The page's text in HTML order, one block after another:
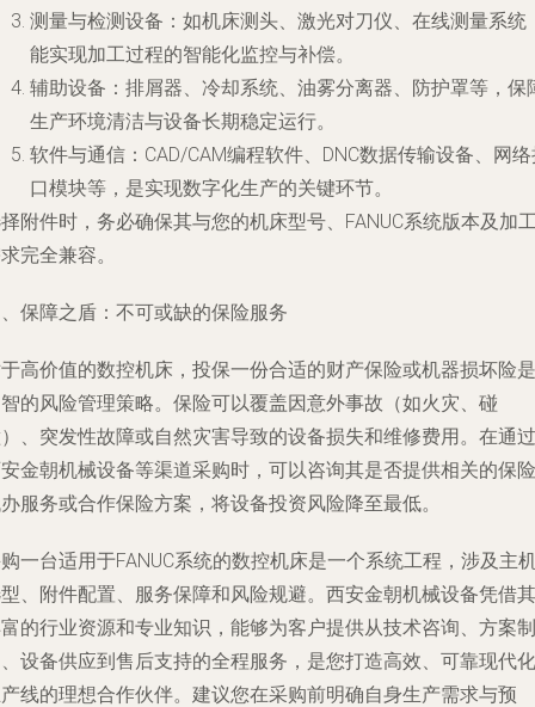
测量与检测设备 ：如机床测头、激光对刀仪、在线测量系统
能实现加工过程的智能化监控与补偿。
辅助设备 ：排屑器、冷却系统、油雾分离器、防护罩等，保
生产环境清洁与设备长期稳定运行。
软件与通信 ：CAD/CAM编程软件、DNC数据传输设备、网
口模块等，是实现数字化生产的关键环节。
附件时，务必确保其与您的机床型号、FANUC系统版本及加
完全兼容。
保障之盾：不可或缺的保险服务
高价值的数控机床，投保一份合适的财产保险或机器损坏险是
的风险管理策略。保险可以覆盖因意外事故（如火灾、碰
、突发性故障或自然灾害导致的设备损失和维修费用。在通过
金朝机械设备等渠道采购时，可以咨询其是否提供相关的保险
服务或合作保险方案，将设备投资风险降至最低。
一台适用于FANUC系统的数控机床是一个系统工程，涉及主
、附件配置、服务保障和风险规避。西安金朝机械设备凭借其
的行业资源和专业知识，能够为客户提供从技术咨询、方案制
设备供应到售后支持的全程服务，是您打造高效、可靠现代化
线的理想合作伙伴。建议您在采购前明确自身生产需求与预